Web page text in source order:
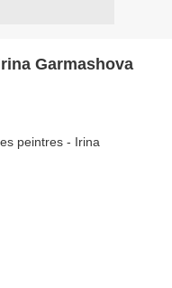
Garmashova